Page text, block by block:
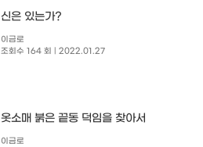
신은 있는가?
이금로
조회수 164 회
| 2022.01.27
옷소매 붉은 끝동 덕임을 찾아서
이금로